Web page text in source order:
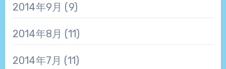
2014年9月 (9)
2014年8月 (11)
2014年7月 (11)